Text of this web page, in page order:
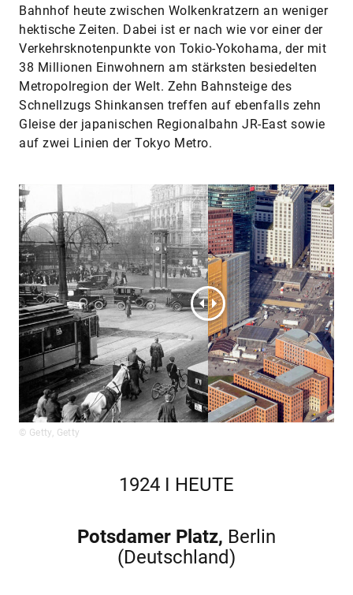
Bahnhof heute zwischen Wolkenkratzern an weniger
hektische Zeiten. Dabei ist er nach wie vor einer der
Verkehrsknotenpunkte von Tokio-Yoko­hama, der mit
38 Millionen Einwohnern am stärksten besiedelten
Metropol­region der Welt. Zehn Bahnsteige des
Schnellzugs Shinkansen treffen auf ebenfalls zehn
Gleise der japanischen Regionalbahn JR-East sowie
auf zwei Linien der Tokyo Metro.
© Getty, Getty
1924 I HEUTE
Potsdamer Platz, Berlin
(Deutschland)